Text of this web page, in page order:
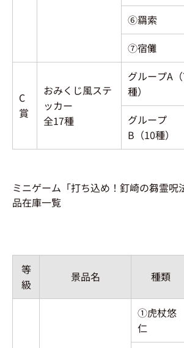
⑥羂索
⑦宿儺
C
賞
おみくじ風ステ
ッカー
全17種
グループA
種）
グループ
B（10種）
ミニゲーム「打ち込め！釘崎の芻霊呪
品在庫一覧
等
級
景品名 種類
①虎杖悠
仁